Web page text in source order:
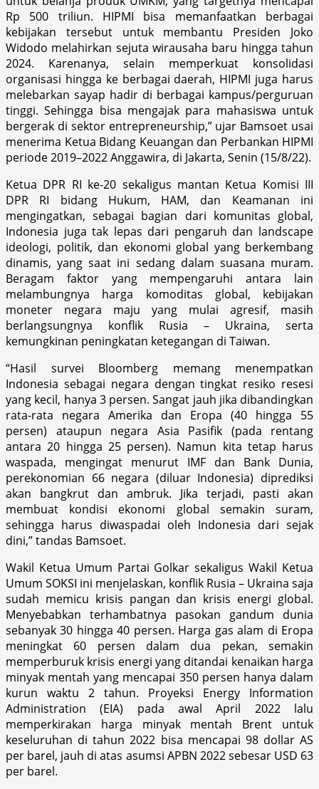
Rp 500 triliun. HIPMI bisa memanfaatkan berbagai
kebijakan tersebut untuk membantu Presiden Joko
Widodo melahirkan sejuta wirausaha baru hingga tahun
2024. Karenanya, selain memperkuat konsolidasi
organisasi hingga ke berbagai daerah, HIPMI juga harus
melebarkan sayap hadir di berbagai kampus/perguruan
tinggi. Sehingga bisa mengajak para mahasiswa untuk
bergerak di sektor entrepreneurship,” ujar Bamsoet usai
menerima Ketua Bidang Keuangan dan Perbankan HIPMI
periode 2019–2022 Anggawira, di Jakarta, Senin (15/8/22).
Ketua DPR RI ke-20 sekaligus mantan Ketua Komisi III
DPR RI bidang Hukum, HAM, dan Keamanan ini
mengingatkan, sebagai bagian dari komunitas global,
Indonesia juga tak lepas dari pengaruh dan landscape
ideologi, politik, dan ekonomi global yang berkembang
dinamis, yang saat ini sedang dalam suasana muram.
Beragam faktor yang mempengaruhi antara lain
melambungnya harga komoditas global, kebijakan
moneter negara maju yang mulai agresif, masih
berlangsungnya konflik Rusia – Ukraina, serta
kemungkinan peningkatan ketegangan di Taiwan.
“Hasil survei Bloomberg memang menempatkan
Indonesia sebagai negara dengan tingkat resiko resesi
yang kecil, hanya 3 persen. Sangat jauh jika dibandingkan
rata-rata negara Amerika dan Eropa (40 hingga 55
persen) ataupun negara Asia Pasifik (pada rentang
antara 20 hingga 25 persen). Namun kita tetap harus
waspada, mengingat menurut IMF dan Bank Dunia,
perekonomian 66 negara (diluar Indonesia) diprediksi
akan bangkrut dan ambruk. Jika terjadi, pasti akan
membuat kondisi ekonomi global semakin suram,
sehingga harus diwaspadai oleh Indonesia dari sejak
dini,” tandas Bamsoet.
Wakil Ketua Umum Partai Golkar sekaligus Wakil Ketua
Umum SOKSI ini menjelaskan, konflik Rusia – Ukraina saja
sudah memicu krisis pangan dan krisis energi global.
Menyebabkan terhambatnya pasokan gandum dunia
sebanyak 30 hingga 40 persen. Harga gas alam di Eropa
meningkat 60 persen dalam dua pekan, semakin
memperburuk krisis energi yang ditandai kenaikan harga
minyak mentah yang mencapai 350 persen hanya dalam
kurun waktu 2 tahun. Proyeksi Energy Information
Administration (EIA) pada awal April 2022 lalu
memperkirakan harga minyak mentah Brent untuk
keseluruhan di tahun 2022 bisa mencapai 98 dollar AS
per barel, jauh di atas asumsi APBN 2022 sebesar USD 63
per barel.